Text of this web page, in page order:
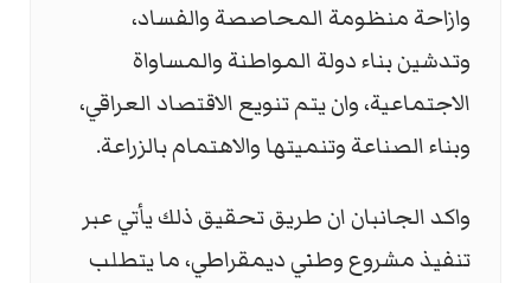
وازاحة منظومة المحاصصة والفساد،
وتدشين بناء دولة المواطنة والمساواة
الاجتماعية، وان يتم تنويع الاقتصاد العراقي،
وبناء الصناعة وتنميتها والاهتمام بالزراعة.
واكد الجانبان ان طريق تحقيق ذلك يأتي عبر
تنفيذ مشروع وطني ديمقراطي، ما يتطلب